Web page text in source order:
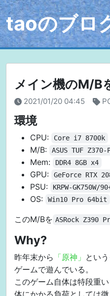
taoのブロ
メイン機のM/B
2021/01/20 04:45
環境
CPU: Core i7 8700k
M/B: ASUS TUF
Mem: DDR4 8GB x4
GPU: GeForce RTX
PSU: KRPW-GK750W/
OS: Win10 Pro 64bit
このM/Bを ASRock Z390
Why?
昨年末から 「原神」 とい
ゲームで遊んでいる。
このゲーム自体は特段重